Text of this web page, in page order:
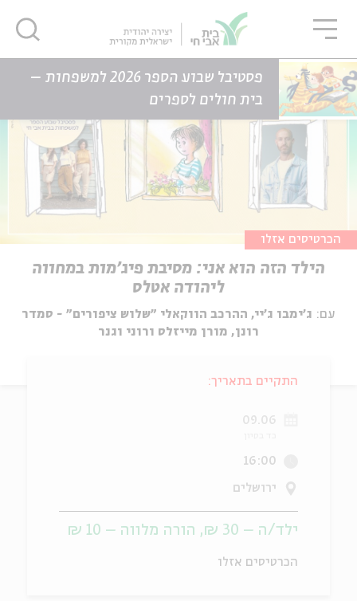
פסטיבל שבוע הספר 2026 למשפחות –
בית חולים לספרים
דף הבית אירועים
הילד הזה הוא אני: מסיבת פיג'מות במחווה
ליהודה אטלס
עם: ג'ימבו ג'יי, ההרכב הווקאלי ״שלוש ציפורים״ - סמדר
רונן, מורן מייזלס ורוני וגנר
הכרטיסים אזלו
התקיים בתאריך:
09.06
16:00
ירושלים
ילד/ה – 30 ₪, הורה מלווה – 10 ₪
הכרטיסים אזלו
סגור